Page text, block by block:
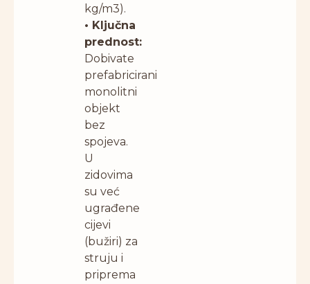
kg/m3).
• Ključna
prednost:
Dobivate
prefabricirani
monolitni
objekt
bez
spojeva.
U
zidovima
su već
ugrađene
cijevi
(bužiri) za
struju i
priprema